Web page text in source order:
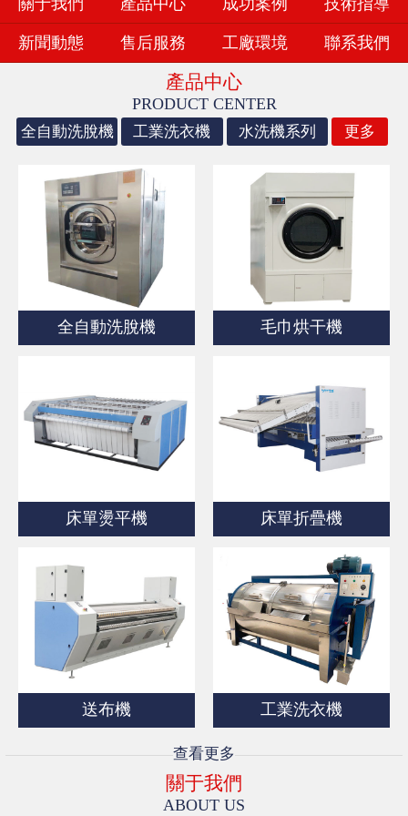
關于我們 產品中心 成功案例 技術指導
新聞動態 售后服務 工廠環境 聯系我們
產品中心
PRODUCT CENTER
全自動洗脫機 工業洗衣機 水洗機系列 更多
全自動洗脫機 毛巾烘干機
床單燙平機 床單折疊機
送布機 工業洗衣機
查看更多
關于我們
ABOUT US